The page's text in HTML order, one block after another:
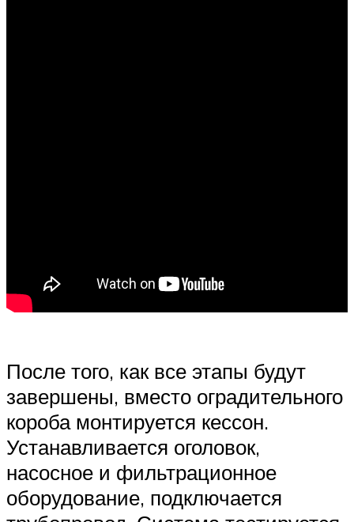
После того, как все этапы будут
завершены, вместо оградительного
короба монтируется кессон.
Устанавливается оголовок,
насосное и фильтрационное
оборудование, подключается